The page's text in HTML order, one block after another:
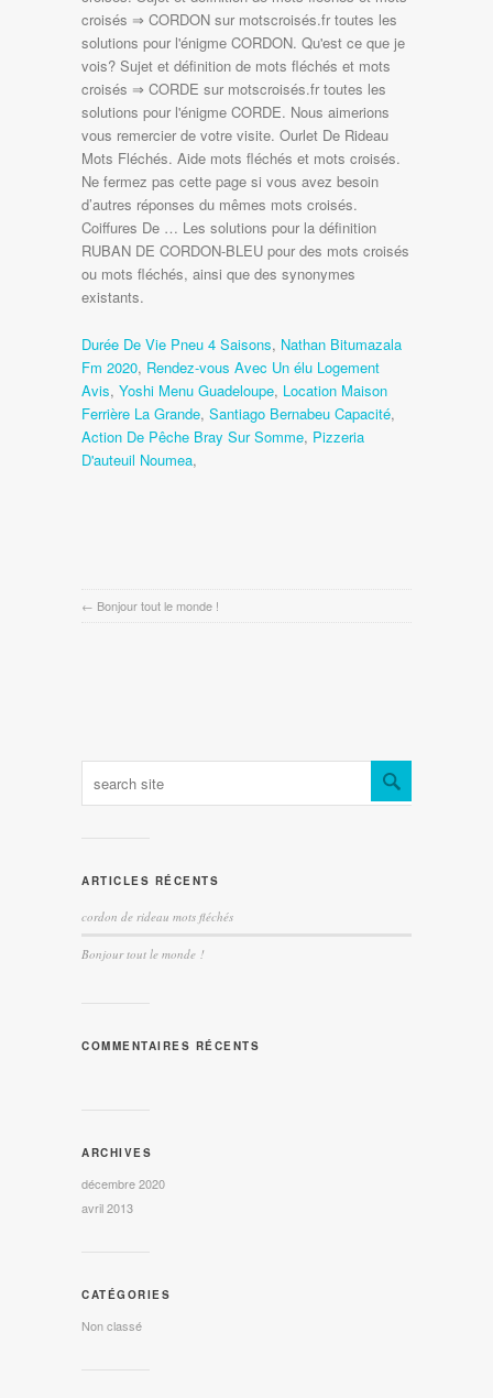
Durée De Vie Pneu 4 Saisons, Nathan Bitumazala
Fm 2020, Rendez-vous Avec Un élu Logement
Avis, Yoshi Menu Guadeloupe, Location Maison
Ferrière La Grande, Santiago Bernabeu Capacité,
Action De Pêche Bray Sur Somme, Pizzeria
D'auteuil Noumea,
← Bonjour tout le monde !
ARTICLES RÉCENTS
cordon de rideau mots fléchés
Bonjour tout le monde !
COMMENTAIRES RÉCENTS
ARCHIVES
décembre 2020
avril 2013
CATÉGORIES
Non classé